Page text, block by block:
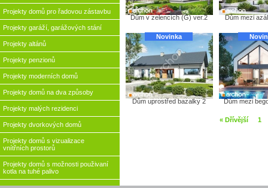
Projekty domů pro řadovou zástavbu
Projekty garáží, garážových stání
Projekty altánů
Projekty penzionů
Projekty moderních domů
Projekty domů na dva způsoby
Projekty malých rezidenci
Projekty dvorkových domů
Projekty domů s vizualizace
vnítřních prostorů
Projekty domů s možnosti použivaní
kotla na tuhé palivo
Dům v zelencích (G) ver.2 Dům mezi
Novinka
Dům uprostřed bazalky 2 Dům mezi
« Dřívější 1